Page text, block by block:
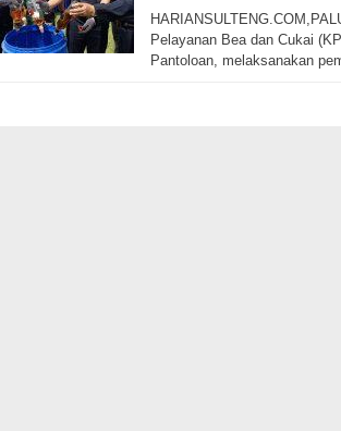
Pelayanan Bea dan Cukai
Pantoloan, melaksanakan